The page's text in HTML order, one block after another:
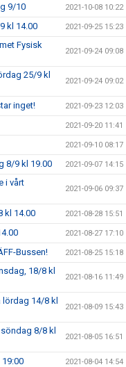
9/10 2021-10-08 10:22
kl 14.00 2021-09-25 15:23
Fysisk
2021-09-24 09:08
25/9 kl
2021-09-24 09:02
inget! 2021-09-23 12:03
2021-09-20 11:41
2021-09-10 08:17
8/9 kl 19.00 2021-09-07 14:15
i vårt
2021-09-06 09:37
kl 14.00 2021-08-28 15:51
2021-08-27 17:10
Bussen! 2021-08-25 15:18
18/8 kl
2021-08-16 11:49
14/8 kl
2021-08-09 15:43
8/8 kl
2021-08-05 16:51
2021-08-04 14:54